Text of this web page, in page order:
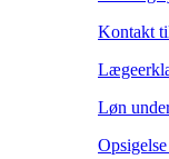
Kontakt
Løn